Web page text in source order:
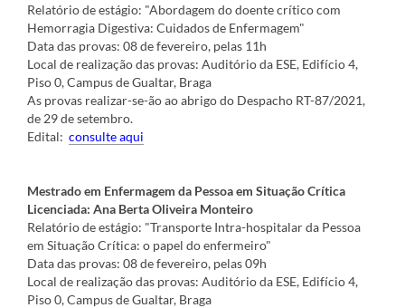
Relatório de estágio: "Abordagem do doente crítico com
Hemorragia Digestiva: Cuidados de Enfermagem"
Data das provas: 08 de fevereiro, pelas 11h
Local de realização das provas: Auditório da ESE, Edifício 4,
Piso 0, Campus de Gualtar, Braga
As provas realizar-se-ão ao abrigo do Despacho RT-87/2021,
de 29 de setembro.
Edital: consulte aqui
Mestrado em Enfermagem da Pessoa em Situação Crítica
Licenciada: Ana Berta Oliveira Monteiro
Relatório de estágio: "Transporte Intra-hospitalar da Pessoa
em Situação Crítica: o papel do enfermeiro"
Data das provas: 08 de fevereiro, pelas 09h
Local de realização das provas: Auditório da ESE, Edifício 4,
Piso 0, Campus de Gualtar, Braga